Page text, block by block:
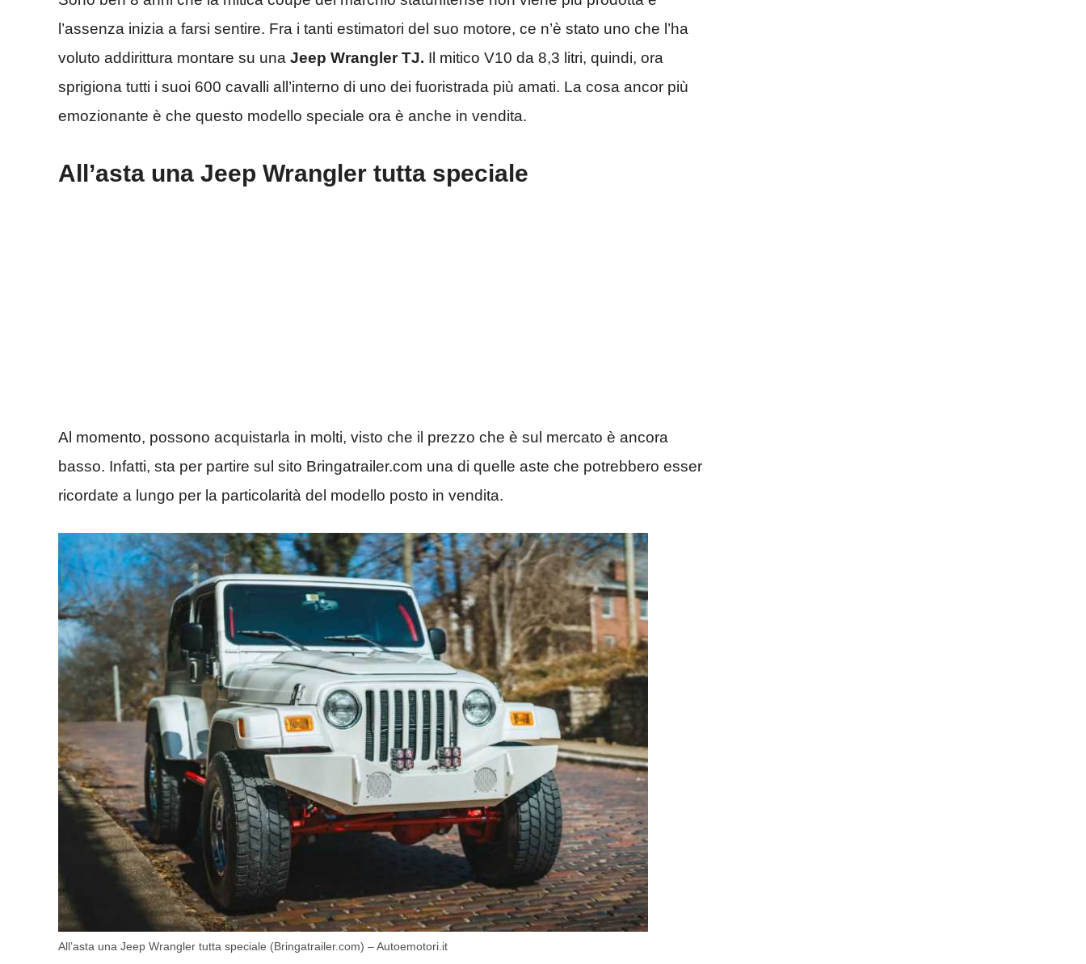
l’assenza inizia a farsi sentire. Fra i tanti estimatori del suo motore, ce n’è stato uno che l’ha
voluto addirittura montare su una Jeep Wrangler TJ. Il mitico V10 da 8,3 litri, quindi, ora
sprigiona tutti i suoi 600 cavalli all’interno di uno dei fuoristrada più amati. La cosa ancor più
emozionante è che questo modello speciale ora è anche in vendita.
All’asta una Jeep Wrangler tutta speciale
Al momento, possono acquistarla in molti, visto che il prezzo che è sul mercato è ancora
basso. Infatti, sta per partire sul sito Bringatrailer.com una di quelle aste che potrebbero esser
ricordate a lungo per la particolarità del modello posto in vendita.
All’asta una Jeep Wrangler tutta speciale (Bringatrailer.com) – Autoemotori.it